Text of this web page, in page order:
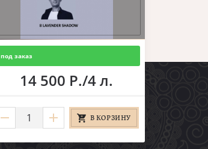
под заказ
14 500 Р./4 л.
В КОРЗИНУ